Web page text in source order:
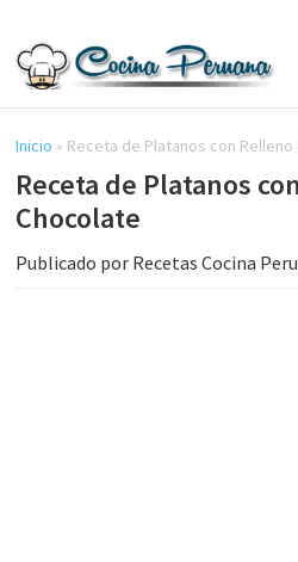
contenido
lateral
principal
Cocina
Peruana,
Recetas
de
Peruana
Inicio » Receta de Platanos con
Receta de Platanos
Chocolate
Publicado por Recetas Cocina